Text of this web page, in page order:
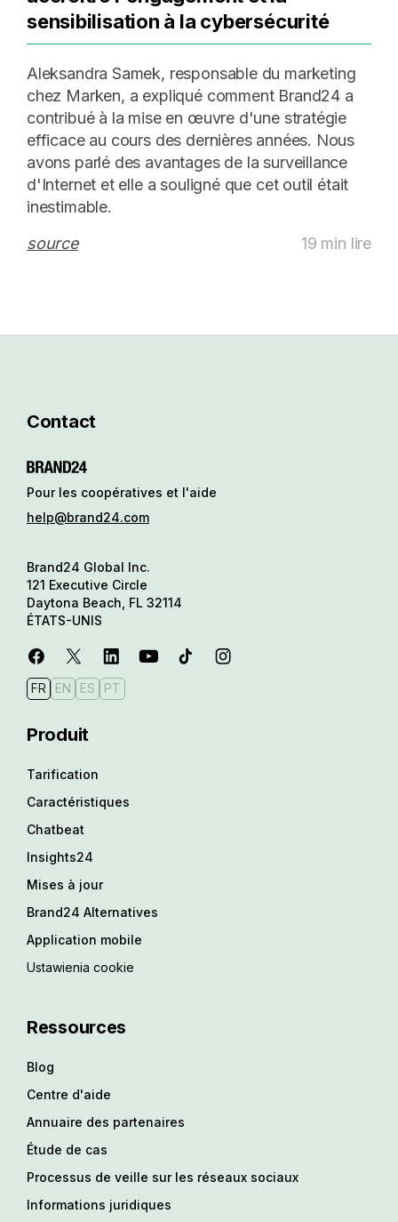
sensibilisation à la cybersécurité
Aleksandra Samek, responsable du marketing
chez Marken, a expliqué comment Brand24 a
contribué à la mise en œuvre d'une stratégie
efficace au cours des dernières années. Nous
avons parlé des avantages de la surveillance
d'Internet et elle a souligné que cet outil était
inestimable.
source
19 min lire
Contact
Pour les coopératives et l'aide
help@brand24.com
Brand24 Global Inc.
121 Executive Circle
Daytona Beach, FL 32114
ÉTATS-UNIS
FR EN ES PT
Produit
Tarification
Caractéristiques
Chatbeat
Insights24
Mises à jour
Brand24 Alternatives
Application mobile
Ustawienia cookie
Ressources
Blog
Centre d'aide
Annuaire des partenaires
Étude de cas
Processus de veille sur les réseaux sociaux
Informations juridiques